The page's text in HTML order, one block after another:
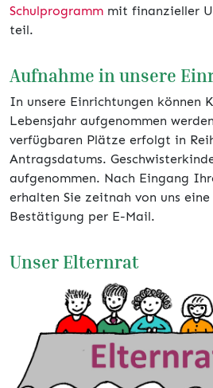
Schulprogramm mit finanzieller
teil.
Aufnahme in unsere
In unsere Einrichtungen können
Lebensjahr aufgenommen
verfügbaren Plätze erfolgt in
Antragsdatums.
aufgenommen. Nach Eingang
erhalten Sie zeitnah von uns
Bestätigung per E-Mail.
Unser Elternrat